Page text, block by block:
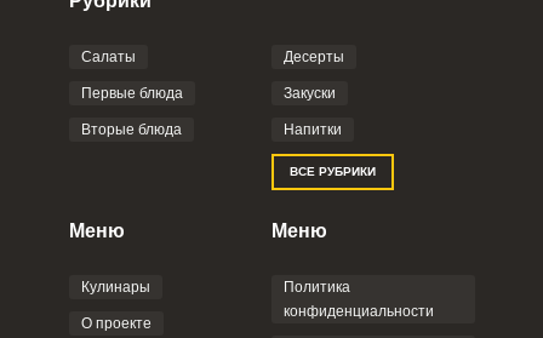
Фото до 4 шт, до 5 mb
Отправляя эту форму, вы соглашаетесь с
Политикой
Пользовательским
соглашением
Салаты
Первые блюда
Вторые блюда
Десерты
Закуски
Напитки
ВСЕ РУБРИКИ
Меню
Кулинары
О проекте
Меню
Политика
конфиденциальности